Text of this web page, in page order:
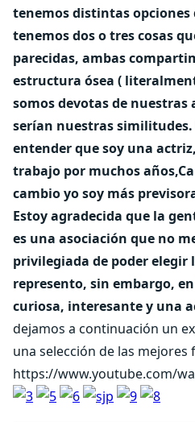
tenemos distintas opciones
tenemos dos o tres cosas
parecidas, ambas
estructura ósea (
somos devotas de nuestras
serían nuestras similitudes.
entender que soy una
trabajo por muchos
cambio yo soy más
Estoy agradecida que la
es una asociación que no
privilegiada de poder elegir
represento, sin embargo,
curiosa, interesante y una
dejamos a continuación un
una selección de las mejores
https://www.youtube.com/